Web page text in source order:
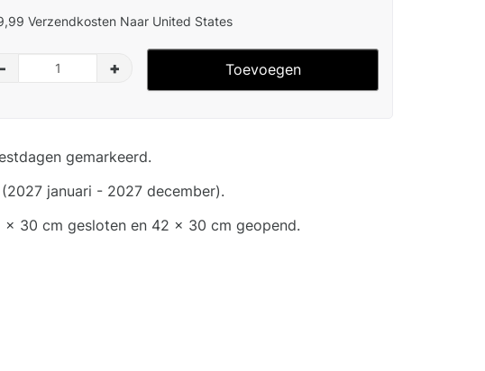
Verzendkosten Naar United States
+ Toevoegen
gemarkeerd.
(2027 januari - 2027 december).
x 30 cm gesloten en 42 x 30 cm geopend.